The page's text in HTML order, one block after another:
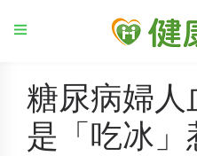
糖尿病婦人
是「吃冰